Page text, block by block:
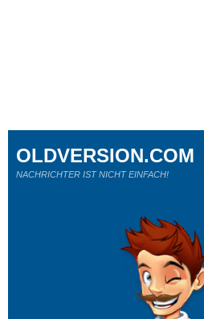
OLDVERSION.COM
NACHRICHTER IST NICHT EINFACH!